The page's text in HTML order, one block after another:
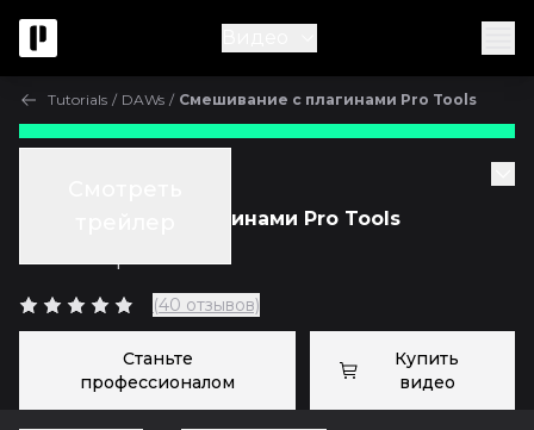
Tutorials / DAWs / Смешивание с плагинами Pro Tools
Смешивание с плагинами Pro Tools
(40 отзывов)
Станьте
профессионалом
Купить
видео